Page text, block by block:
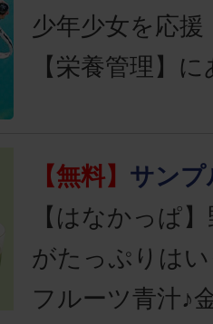
少年少女を応
【栄養管理】
【無料】 サンプ
【はなかっぱ
がたっぷりは
フルーツ青汁♪